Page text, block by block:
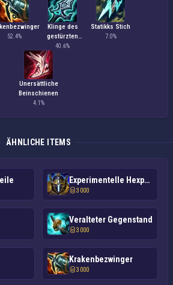
52.4%
Klinge des
gestürzten
Königs
40.6%
Statikks Stich
7.0%
Unersättliche
Beinschienen
4.1%
ÄHNLICHE ITEMS
Experimentelle Hexpanzerung
3 000
Veralteter Gegenstand
3 000
Krakenbezwinger
3 000